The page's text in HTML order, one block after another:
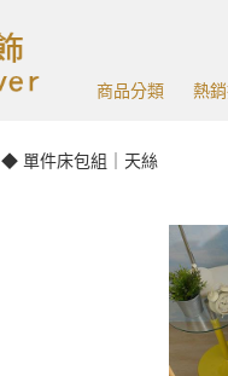
商品分類 熱
◆ 單件床包組｜天絲